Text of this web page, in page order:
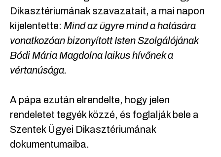
Dikasztériumának szavazatait, a mai napon
kijelentette: Mind az ügyre mind a hatására
vonatkozóan bizonyított Isten Szolgálójának
Bódi Mária Magdolna laikus hívőnek a
vértanúsága.
A pápa ezután elrendelte, hogy jelen
rendeletet tegyék közzé, és foglalják bele a
Szentek Ügyei Dikasztériumának
dokumentumaiba.